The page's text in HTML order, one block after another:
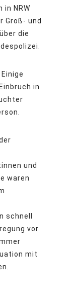
NRW
Groß- und
die
in
und
waren
schnell
vor
mit